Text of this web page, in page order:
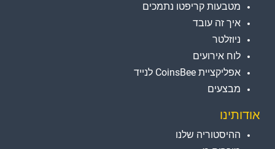
מטבעות קריפטו נתמכים
איך זה עובד
ניוזלטר
לוח אירועים
אפליקציית CoinsBee לנייד
מבצעים
אודותינו
ההיסטוריה שלנו